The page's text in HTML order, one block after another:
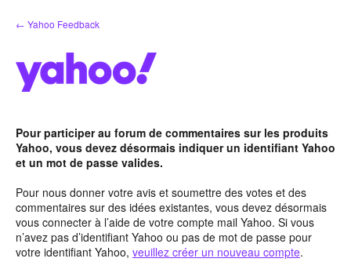
Aller
au
← Yahoo Feedback
Pour participer au forum de commentaires sur les produits
Yahoo, vous devez désormais indiquer un identifiant Yahoo
et un mot de passe valides.
Pour nous donner votre avis et soumettre des votes et des
commentaires sur des idées existantes, vous devez désormais
vous connecter à l’aide de votre compte mail Yahoo. Si vous
n’avez pas d’identifiant Yahoo ou pas de mot de passe pour
votre identifiant Yahoo, veuillez créer un nouveau compte.